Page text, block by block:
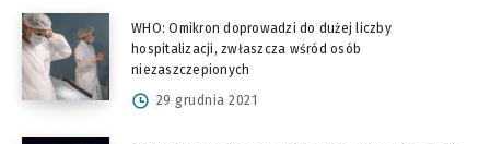
WHO: Omikron doprowadzi do dużej liczby
hospitalizacji, zwłaszcza wśród osób
niezaszczepionych
29 grudnia 2021